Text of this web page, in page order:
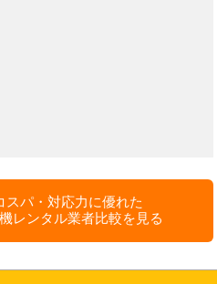
スパ・対応力に優れた
レンタル業者比較を見る